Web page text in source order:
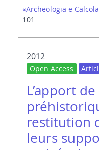
«Archeologia e
101
2012
Open Access
L’apport
restitution
leurs